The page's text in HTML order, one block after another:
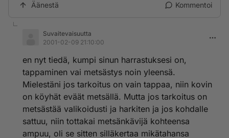
Äänestä Kommentoi
Suvaitevaisuutta
2001-02-09 21:10:00
en nyt tiedä, kumpi sinun harrastuksesi on,
tappaminen vai metsästys noin yleensä.
Mielestäni jos tarkoitus on vain tappaa, niin kovin
on köyhät eväät metsällä. Mutta jos tarkoitus on
metsästää valikoidusti ja harkiten ja jos kohdalle
sattuu, niin tottakai metsänkävijä kohteensa
ampuu, oli se sitten silläkertaa mikätahansa